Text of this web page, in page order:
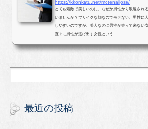
https://kkonkatu.net/motenaijose/
とても素敵で美しいのに、なぜか男性から敬遠され
いませんか？ブサイクな顔なのでモテない。男性に
しやすいのですが、美人なのに男性が寄って来ない
直ぐに男性が逃げ出す女性という...
最近の投稿